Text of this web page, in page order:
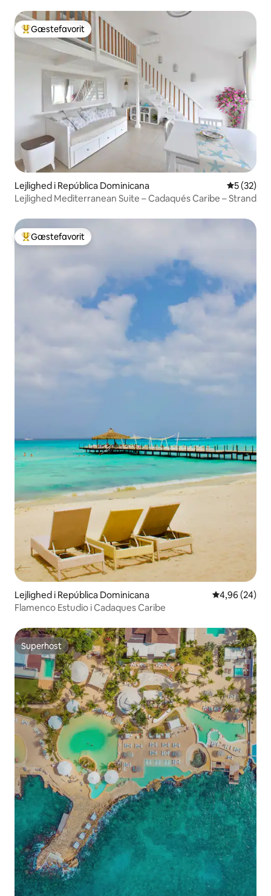
Bedste gæstefavorit
Gæstefavorit
Lejlighed i República Dominicana 5 ud af 5 i
5 (32)
Lejlighed Mediterranean Suite – Cadaqués Caribe – Strand
Bedste gæstefavorit
Gæstefavorit
Lejlighed i República Dominicana 4,96 ud af 5 i
4,96 (24)
Flamenco Estudio i Cadaques Caribe
Superhost
Superhost